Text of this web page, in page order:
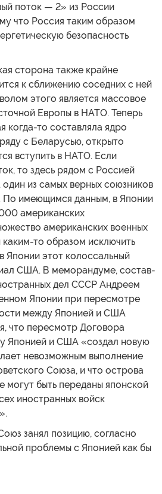
поток — 2» из России
что Россия таким образом
безопасность
сторона также крайне
к сближению соседних с ней
этого является массовое
Европы в НАТО. Теперь
когда-то составляла ядро
с Беларусью, открыто
вступить в НАТО. Если
то здесь рядом с Россией
из самых верных союзников
По имеющимся данным, в Японии
американских
американских военных
каким-то образом исключить
Японии этот колоссальный
США. В меморандуме, состав-
дел СССР Андреем
Японии при пересмотре
между Японией и США
что пересмотр Договора
Японией и США «создал новую
невозможным выполнение
Союза, и что острова
могут быть переданы японской
иностранных войск
занял позицию, согласно
проблемы с Японией как бы